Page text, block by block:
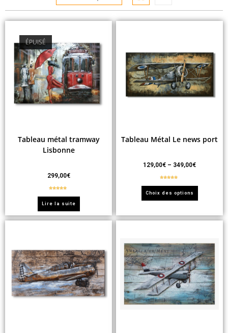
ÉPUISÉ
Tableau métal tramway
Lisbonne
299,00€
Lire la suite
Tableau Métal Le news port
129,00€ – 349,00€
Choix des options